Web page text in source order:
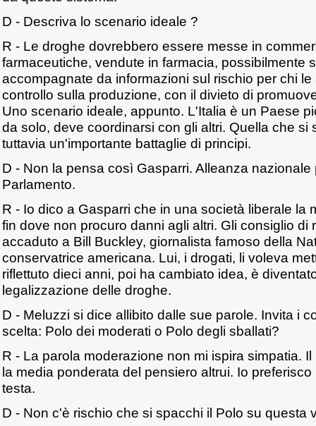
D - Descriva lo scenario ideale ?
R - Le droghe dovrebbero essere messe in
farmaceutiche, vendute in farmacia, possibilmente
accompagnate da informazioni sul rischio per chi
controllo sulla produzione, con il divieto di
Uno scenario ideale, appunto. L'Italia è un Paese
da solo, deve coordinarsi con gli altri. Quella che si
tuttavia un'importante battaglie di principi.
D - Non la pensa così Gasparri. Alleanza
Parlamento.
R - Io dico a Gasparri che in una società liberale la
fin dove non procuro danni agli altri. Gli consiglio di
accaduto a Bill Buckley, giornalista famoso della
conservatrice americana. Lui, i drogati, li voleva
riflettuto dieci anni, poi ha cambiato idea, è
legalizzazione delle droghe.
D - Meluzzi si dice allibito dalle sue parole. Invita i
scelta: Polo dei moderati o Polo degli sballati?
R - La parola moderazione non mi ispira simpatia.
la media ponderata del pensiero altrui. Io
testa.
D - Non c'è rischio che si spacchi il Polo su questa